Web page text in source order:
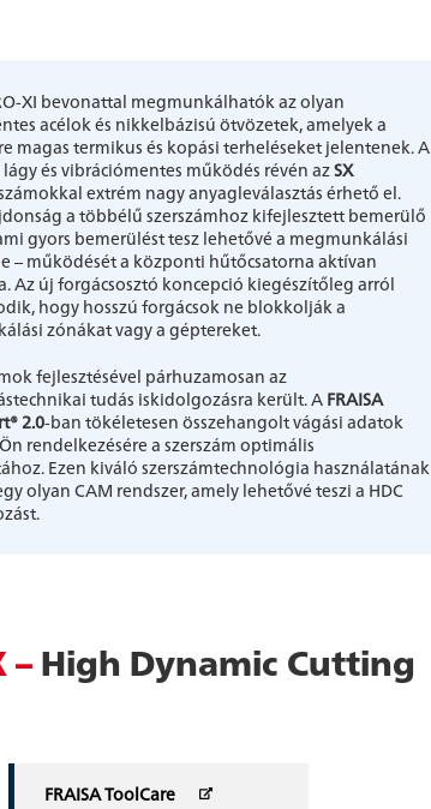
XI bevonattal megmunkálhatók az olyan
acélok és nikkelbázisú ötvözetek, amelyek a
magas termikus és kopási terheléseket jelentenek. A
és vibrációmentes működés révén azSX
extrém nagy anyagleválasztás érhető el.
a többélű szerszámhoz kifejlesztett bemerülő
gyors bemerülést tesz lehetővé a megmunkálási
– működését a központi hűtőcsatorna aktívan
Az új forgácsosztó koncepció kiegészítőleg arról
hogy hosszú forgácsok ne blokkolják a
zónákat vagy a géptereket.
fejlesztésével párhuzamosan az
tudás iskidolgozásra került. A FRAISA
2.0-ban tökéletesen összehangolt vágási adatok
rendelkezésére a szerszám optimális
Ezen kiváló szerszámtechnológia használatának
olyan CAM rendszer, amely lehetővé teszi a HDC
– High Dynamic Cutting
FRAISA ToolCare